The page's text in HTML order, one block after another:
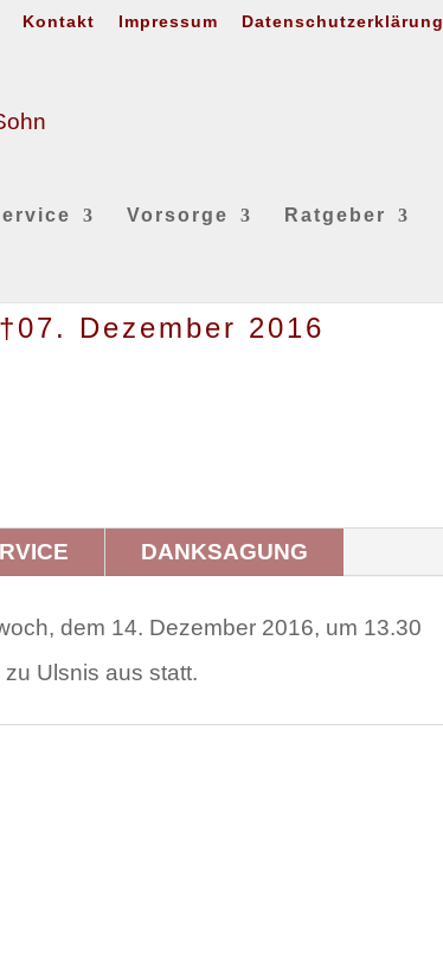
Kontakt Impressum Datenschutzerklärung
Vorsorge Ratgeber
Dezember 2016
DANKSAGUNG
dem 14. Dezember 2016, um 13.30
Ulsnis aus statt.